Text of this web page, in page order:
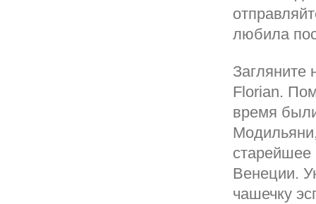
любила
Загляните
Florian.
время
старейшее
Венеции.
чашечку